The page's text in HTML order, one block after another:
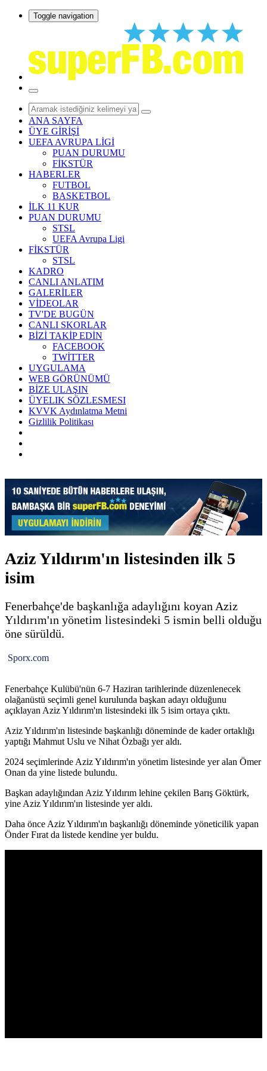
Toggle navigation
ANA SAYFA
ÜYE GİRİŞİ
UEFA AVRUPA LİGİ
PUAN DURUMU
FİKSTÜR
HABERLER
FUTBOL
BASKETBOL
İLK 11 KUR
PUAN DURUMU
STSL
UEFA Avrupa Ligi
FİKSTÜR
STSL
KADRO
CANLI ANLATIM
GALERİLER
VİDEOLAR
TV'DE BUGÜN
CANLI SKORLAR
BİZİ TAKİP EDİN
FACEBOOK
TWİTTER
UYGULAMA
WEB GÖRÜNÜMÜ
BİZE ULAŞIN
ÜYELIK SÖZLESMESI
KVVK Aydınlatma Metni
Gizlilik Politikası
Aziz Yıldırım'ın listesinden ilk 5
isim
Fenerbahçe'de başkanlığa adaylığını koyan Aziz
Yıldırım'ın yönetim listesindeki 5 ismin belli olduğu
öne sürüldü.
Sporx.com
Fenerbahçe Kulübü'nün 6-7 Haziran tarihlerinde düzenlenecek
olağanüstü seçimli genel kurulunda başkan adayı olduğunu
açıklayan Aziz Yıldırım'ın listesindeki ilk 5 isim ortaya çıktı.
Aziz Yıldırım'ın listesinde başkanlığı döneminde de kader ortaklığı
yaptığı Mahmut Uslu ve Nihat Özbağı yer aldı.
2024 seçimlerinde Aziz Yıldırım'ın yönetim listesinde yer alan Ömer
Onan da yine listede bulundu.
Başkan adaylığından Aziz Yıldırım lehine çekilen Barış Göktürk,
yine Aziz Yıldırım'ın listesinde yer aldı.
Daha önce Aziz Yıldırım'ın başkanlığı döneminde yöneticilik yapan
Önder Fırat da listede kendine yer buldu.